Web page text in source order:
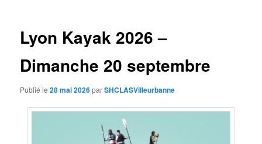
Lyon Kayak 2026 –
Dimanche 20 septembre
Publié le28 mai 2026parSHCLASVilleurbanne